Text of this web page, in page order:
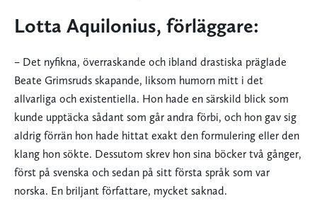
Lotta Aquilonius, förläggare:
– Det nyfikna, överraskande och ibland drastiska präglade
Beate Grimsruds skapande, liksom humorn mitt i det
allvarliga och existentiella. Hon hade en särskild blick som
kunde upptäcka sådant som går andra förbi, och hon gav sig
aldrig förrän hon hade hittat exakt den formulering eller den
klang hon sökte. Dessutom skrev hon sina böcker två gånger,
först på svenska och sedan på sitt första språk som var
norska. En briljant författare, mycket saknad.